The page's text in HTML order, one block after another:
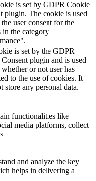
is set by GDPR Cookie
plugin. The cookie is used
the user consent for the
in the category
is set by the GDPR
plugin and is used
whether or not user has
to the use of cookies. It
store any personal data.
functionalities like
media platforms, collect
and analyze the key
helps in delivering a